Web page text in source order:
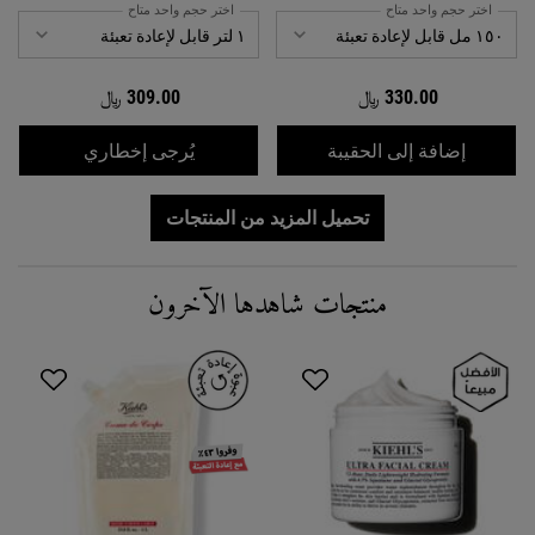
اختر حجم واحد متاح
330.00 ﷼
إضافة إلى الحقيبة كريم جل خالي من الزيوت للوجه ألترا
اختر حجم واحد متاح
309.00 ﷼
يُرجى إخطاري
تحميل المزيد من المنتجات
منتجات شاهدها الآخرون